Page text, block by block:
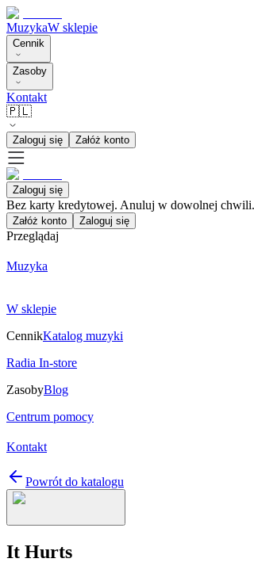
MuzykaW sklepie
Cennik
Zasoby
Kontakt
🇵🇱
Zaloguj się Załóż konto
Zaloguj się
Bez karty kredytowej. Anuluj w dowolnej chwili.
Załóż konto Zaloguj się
Przeglądaj
Muzyka
W sklepie
CennikKatalog muzyki
Radia In-store
ZasobyBlog
Centrum pomocy
Kontakt
Powrót do katalogu
It Hurts